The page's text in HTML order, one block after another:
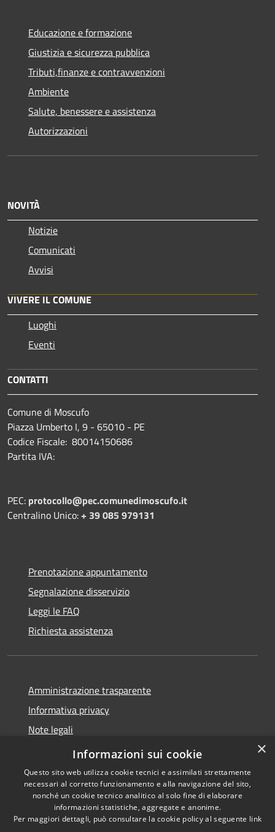
Educazione e formazione
Giustizia e sicurezza pubblica
Tributi,finanze e contravvenzioni
Ambiente
Salute, benessere e assistenza
Autorizzazioni
NOVITÀ
Notizie
Comunicati
Avvisi
VIVERE IL COMUNE
Luoghi
Eventi
CONTATTI
Comune di Moscufo
Piazza Umberto I, 9 - 65010 - PE
Codice Fiscale: 80014150686
Partita IVA:
PEC: protocollo@pec.comunedimoscufo.it
Centralino Unico:+ 39 085 979131
Prenotazione appuntamento
Segnalazione disservizio
Leggi le FAQ
Richiesta assistenza
Amministrazione trasparente
Informativa privacy
Note legali
Dichiarazione di accessibilità
Accessibilità
Copyright © 2026 • Comune di
Moscufo • Powered by
×
Informazioni sui cookie
Questo sito web utilizza cookie tecnici e assimilati strettamente
necessari al corretto funzionamento e alla navigazione del sito,
nonché un cookie tecnico analitico al solo fine di elaborare
informazioni statistiche, aggregate e anonime.
Per maggiori dettagli, può consultare la cookie policy al seguente link